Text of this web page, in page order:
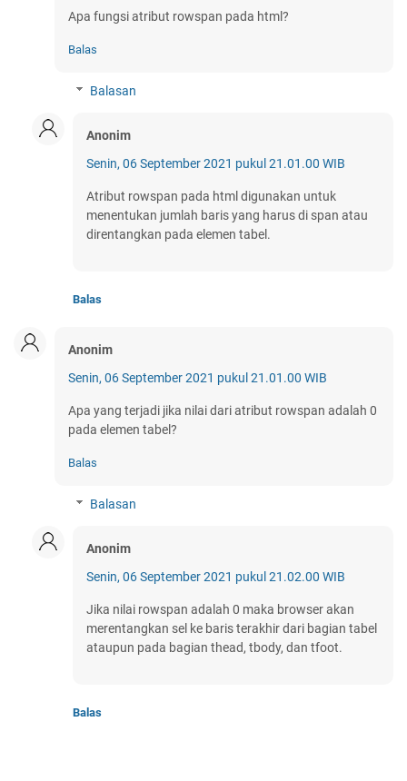
Apa fungsi atribut rowspan pada html?
Balas
Balasan
Anonim
Senin, 06 September 2021 pukul 21.01.00 WIB
Atribut rowspan pada html digunakan untuk
menentukan jumlah baris yang harus di span atau
direntangkan pada elemen tabel.
Balas
Anonim
Senin, 06 September 2021 pukul 21.01.00 WIB
Apa yang terjadi jika nilai dari atribut rowspan adalah 0
pada elemen tabel?
Balas
Balasan
Anonim
Senin, 06 September 2021 pukul 21.02.00 WIB
Jika nilai rowspan adalah 0 maka browser akan
merentangkan sel ke baris terakhir dari bagian tabel
ataupun pada bagian thead, tbody, dan tfoot.
Balas